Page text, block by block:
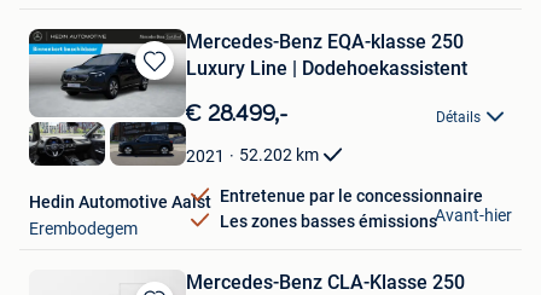
Sauvegarder
Mes
Favoris
Mercedes-Benz EQA-klasse 250
Luxury Line | Dodehoekassistent
€ 28.499,- Détails
2021 52.202 km
Entretenue par le concessionnaire
Les zones basses émissions
Hedin Automotive Aalst
Erembodegem
Avant-hier
Mercedes-Benz CLA-Klasse 250